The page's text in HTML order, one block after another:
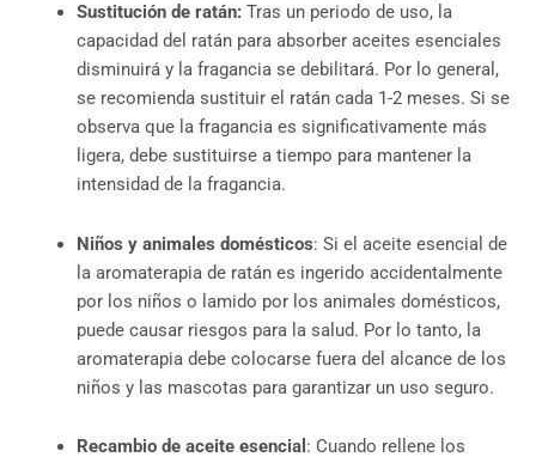
Sustitución de ratán:Tras un periodo de uso, la
capacidad del ratán para absorber aceites esenciales
disminuirá y la fragancia se debilitará. Por lo general,
se recomienda sustituir el ratán cada 1-2 meses. Si se
observa que la fragancia es significativamente más
ligera, debe sustituirse a tiempo para mantener la
intensidad de la fragancia.
Niños y animales domésticos: Si el aceite esencial de
la aromaterapia de ratán es ingerido accidentalmente
por los niños o lamido por los animales domésticos,
puede causar riesgos para la salud. Por lo tanto, la
aromaterapia debe colocarse fuera del alcance de los
niños y las mascotas para garantizar un uso seguro.
Recambio de aceite esencial : Cuando rellene los